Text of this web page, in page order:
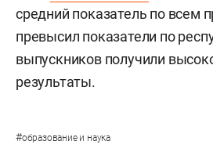
средний показатель по всем
превысил показатели по
выпускников получили
результаты.
#образование и наука